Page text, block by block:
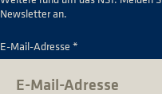
Newsletter an.
E-Mail-Adresse *